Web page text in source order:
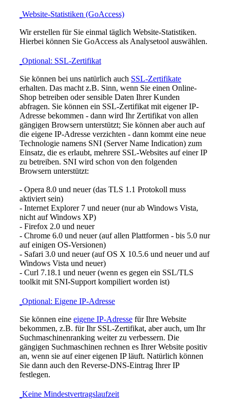
Website-Statistiken (GoAccess)
Wir erstellen für Sie einmal täglich Website-Statistiken.
Hierbei können Sie GoAccess als Analysetool auswählen.
Optional: SSL-Zertifikat
Sie können bei uns natürlich auch SSL-Zertifikate
erhalten. Das macht z.B. Sinn, wenn Sie einen Online-
Shop betreiben oder sensible Daten Ihrer Kunden
abfragen. Sie können ein SSL-Zertifikat mit eigener IP-
Adresse bekommen - dann wird Ihr Zertifikat von allen
gängigen Browsern unterstützt; Sie können aber auch auf
die eigene IP-Adresse verzichten - dann kommt eine neue
Technologie namens SNI (Server Name Indication) zum
Einsatz, die es erlaubt, mehrere SSL-Websites auf einer IP
zu betreiben. SNI wird schon von den folgenden
Browsern unterstützt:
- Opera 8.0 und neuer (das TLS 1.1 Protokoll muss
aktiviert sein)
- Internet Explorer 7 und neuer (nur ab Windows Vista,
nicht auf Windows XP)
- Firefox 2.0 und neuer
- Chrome 6.0 und neuer (auf allen Plattformen - bis 5.0 nur
auf einigen OS-Versionen)
- Safari 3.0 und neuer (auf OS X 10.5.6 und neuer und auf
Windows Vista und neuer)
- Curl 7.18.1 und neuer (wenn es gegen ein SSL/TLS
toolkit mit SNI-Support kompiliert worden ist)
Optional: Eigene IP-Adresse
Sie können eine eigene IP-Adresse für Ihre Website
bekommen, z.B. für Ihr SSL-Zertifikat, aber auch, um Ihr
Suchmaschinenranking weiter zu verbessern. Die
gängigen Suchmaschinen rechnen es Ihrer Website positiv
an, wenn sie auf einer eigenen IP läuft. Natürlich können
Sie dann auch den Reverse-DNS-Eintrag Ihrer IP
festlegen.
Keine Mindestvertragslaufzeit